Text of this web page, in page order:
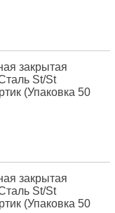
закрытая
St/St
(Упаковка 50
закрытая
St/St
(Упаковка 50